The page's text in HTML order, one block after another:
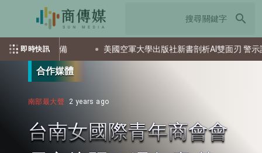
search
即時快訊
藥還屯整備 美國空軍大學出版社新書剖析AI雙面刃 警示誤用
合作媒體
南部最大聲 2 years ago
台南女國際青年商會會